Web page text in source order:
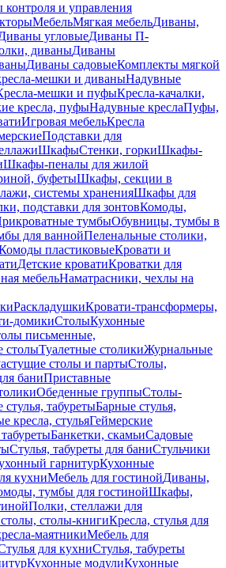
и управления
МебельМягкая мебельДиваны,
угловыеДиваны П-
диваныДиваны
Диваны садовыеКомплекты мягкой
мешки и диваныНадувные
мешки и пуфыКресла-качалки,
кресла, пуфыНадувные креслаПуфы,
Игровая мебельКресла
Подставки для
ШкафыСтенки, горкиШкафы-
Шкафы-пеналы для жилой
буфетыШкафы, секции в
системы храненияШкафы для
подставки для зонтовКомоды,
тумбыОбувницы, тумбы в
для ваннойПеленальные столики,
пластиковыеКровати и
Детские кроватиКроватки для
мебельНаматрасники, чехлы на
РаскладушкиКровати-трансформеры,
домикиСтолыКухонные
письменные,
столыТуалетные столикиЖурнальные
столы и партыСтолы,
баниПриставные
Обеденные группыСтолы-
табуретыБарные стулья,
кресла, стульяГеймерские
Банкетки, скамьиСадовые
Стулья, табуреты для баниСтульчики
гарнитурКухонные
кухниМебель для гостинойДиваны,
тумбы для гостинойШкафы,
Полки, стеллажи для
столы-книгиКресла, стулья для
маятникиМебель для
для кухниСтулья, табуреты
Кухонные модулиКухонные